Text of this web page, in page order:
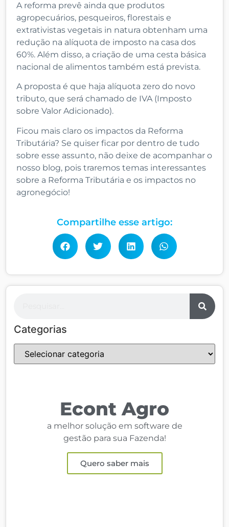
A reforma prevê ainda que produtos
agropecuários, pesqueiros, florestais e
extrativistas vegetais in natura obtenham uma
redução na alíquota de imposto na casa dos
60%. Além disso, a criação de uma cesta básica
nacional de alimentos também está prevista.
A proposta é que haja alíquota zero do novo
tributo, que será chamado de IVA (Imposto
sobre Valor Adicionado).
Ficou mais claro os impactos da Reforma
Tributária? Se quiser ficar por dentro de tudo
sobre esse assunto, não deixe de acompanhar o
nosso blog, pois traremos temas interessantes
sobre a Reforma Tributária e os impactos no
agronegócio!
Compartilhe esse artigo:
Categorias
Econt Agro
a melhor solução em software de
gestão para sua Fazenda!
Quero saber mais